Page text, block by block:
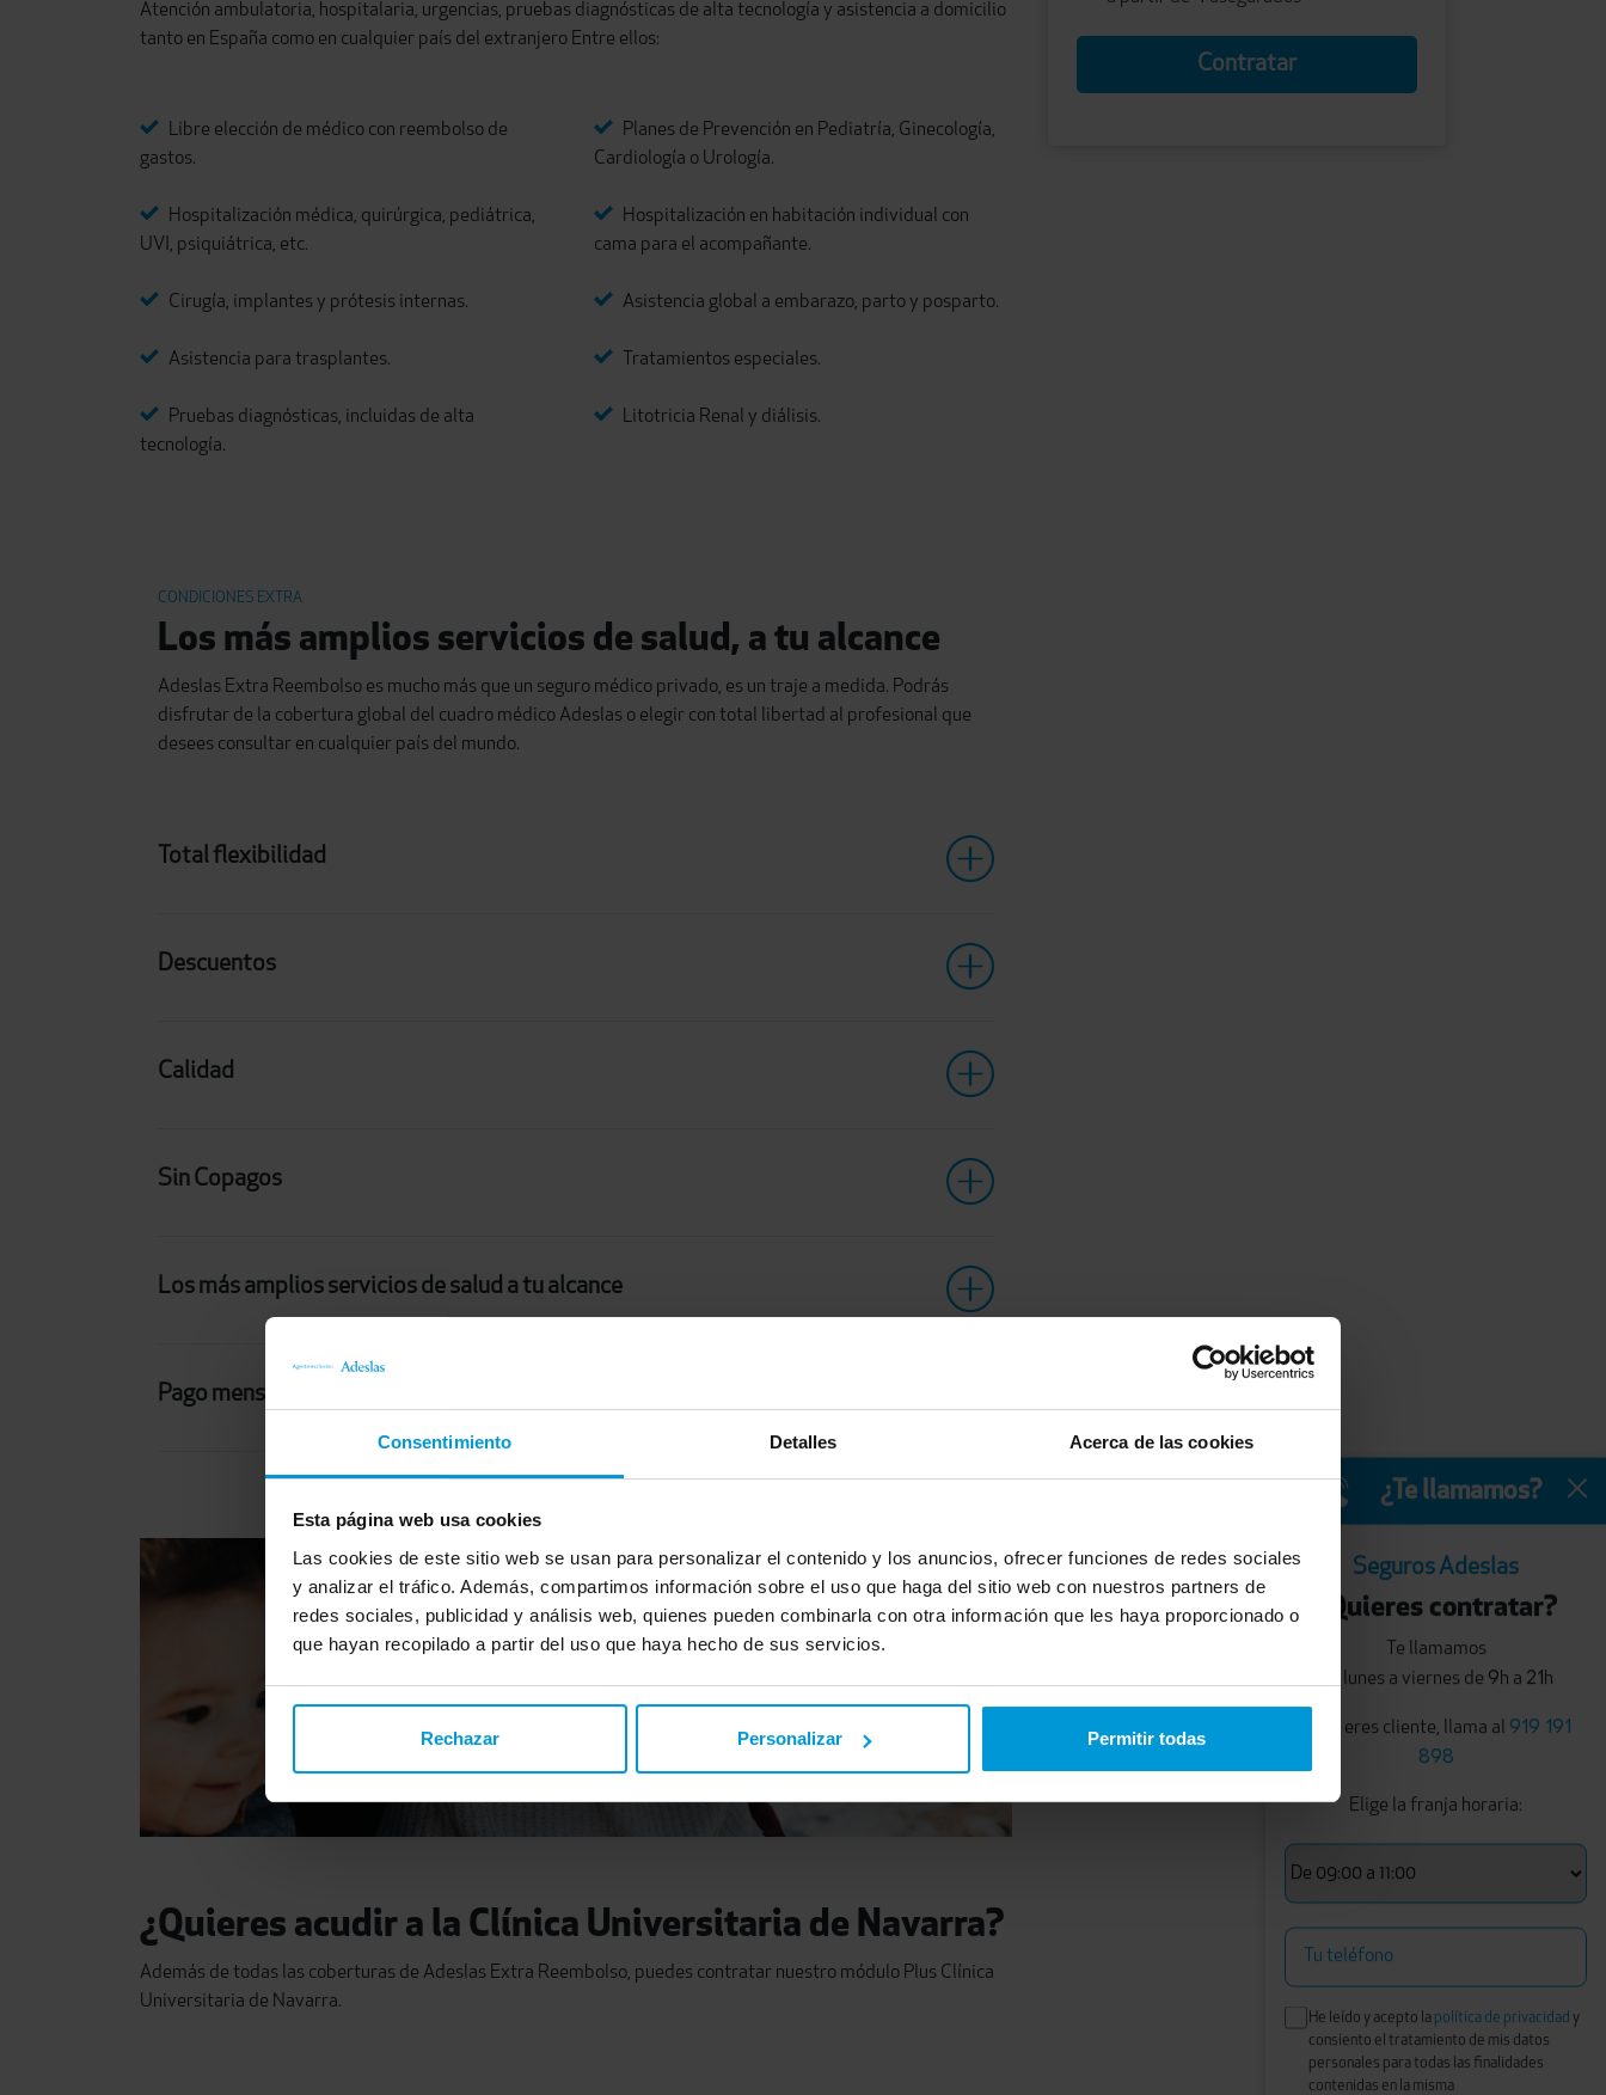
Consentimiento Detalles Acerca de las cookies
Esta página web usa cookies
Las cookies de este sitio web se usan para personalizar el contenido y los anuncios, ofrecer funciones de redes sociales
y analizar el tráfico. Además, compartimos información sobre el uso que haga del sitio web con nuestros partners de
redes sociales, publicidad y análisis web, quienes pueden combinarla con otra información que les haya proporcionado o
que hayan recopilado a partir del uso que haya hecho de sus servicios.
Rechazar Personalizar Permitir todas
¿Te llamamos?
Seguros Adeslas
¿Quieres contratar?
Te llamamos
de lunes a viernes de 9 h a 21 h
Si ya eres cliente, llama al 919 191
898
Elige la franja horaria:
Tu teléfono
He leído y acepto la política de privacidad y
consiento el tratamiento de mis datos
personales para todas las finalidades
contenidas en la misma
Atención ambulatoria, hospitalaria, urgencias, pruebas diagnósticas de alta tecnología y asistencia a domicilio
tanto en España como en cualquier país del extranjero Entre ellos:
Libre elección de médico con reembolso de
gastos.
Planes de Prevención en Pediatría, Ginecología,
Cardiología o Urología.
Hospitalización médica, quirúrgica, pediátrica,
UVI, psiquiátrica, etc.
Hospitalización en habitación individual con
cama para el acompañante.
Cirugía, implantes y prótesis internas. Asistencia global a embarazo, parto y posparto.
Asistencia para trasplantes. Tratamientos especiales.
Pruebas diagnósticas, incluidas de alta
tecnología.
Litotricia Renal y diálisis.
CONDICIONES EXTRA
Los más amplios servicios de salud, a tu alcance
Adeslas Extra Reembolso es mucho más que un seguro médico privado, es un traje a medida. Podrás
disfrutar de la cobertura global del cuadro médico Adeslas o elegir con total libertad al profesional que
desees consultar en cualquier país del mundo.
Total flexibilidad
Descuentos
Calidad
Sin Copagos
Los más amplios servicios de salud a tu alcance
Pago mensual y descuentos
¿Quieres acudir a la Clínica Universitaria de Navarra?
Además de todas las coberturas de Adeslas Extra Reembolso, puedes contratar nuestro módulo Plus Clínica
Universitaria de Navarra.
Contratar